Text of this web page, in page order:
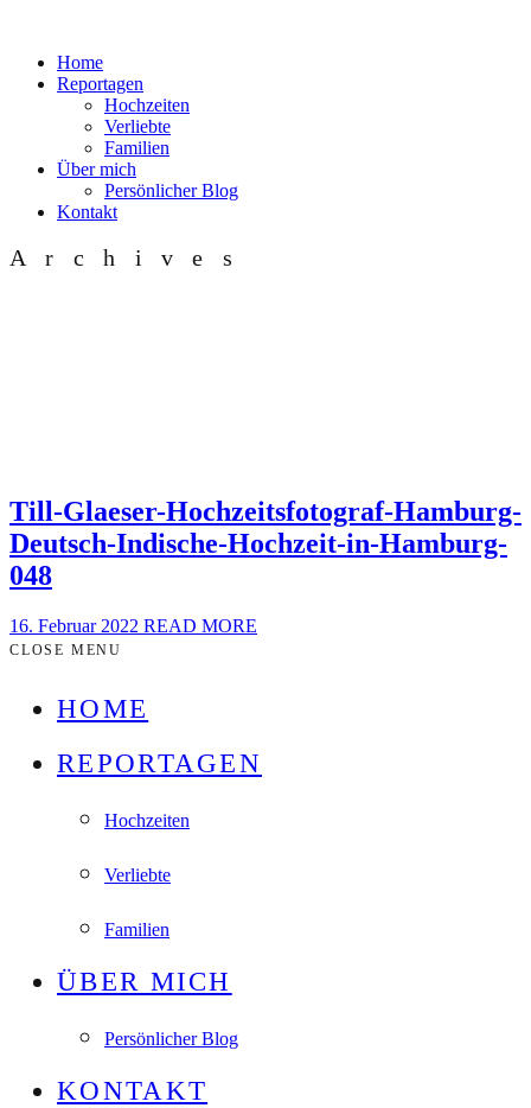
Home
Reportagen
Hochzeiten
Verliebte
Familien
Über mich
Persönlicher Blog
Kontakt
Archives
Till-Glaeser-Hochzeitsfotograf-Hamburg-
Deutsch-Indische-Hochzeit-in-Hamburg-
048
16. Februar 2022 READ MORE
CLOSE MENU
HOME
REPORTAGEN
Hochzeiten
Verliebte
Familien
ÜBER MICH
Persönlicher Blog
KONTAKT